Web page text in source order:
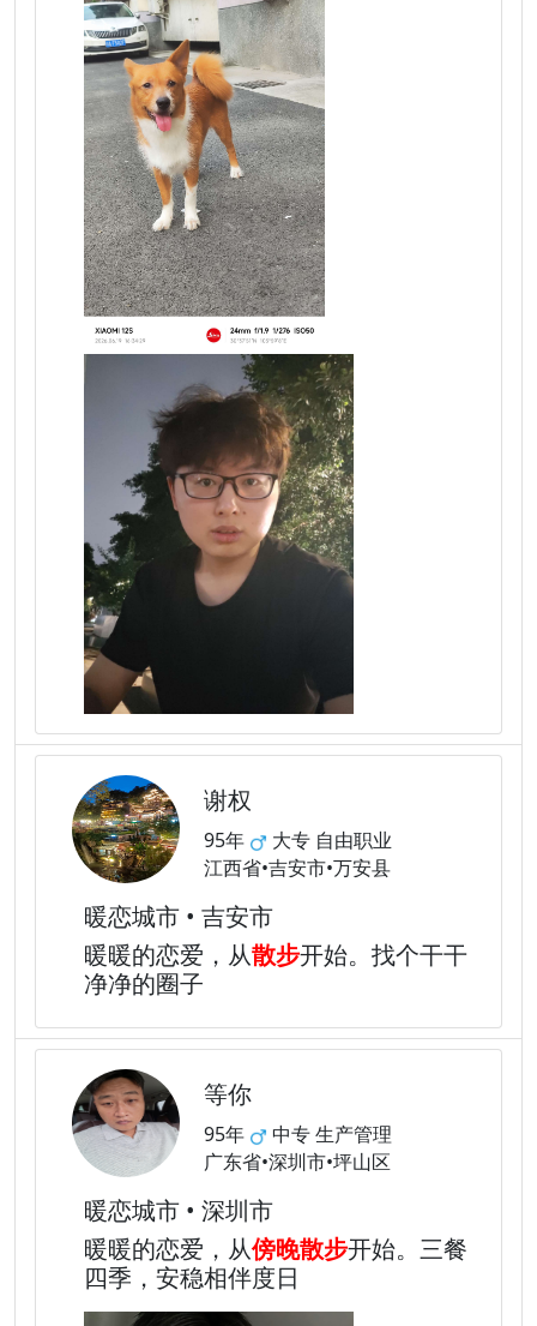
谢权
95年
大专 自由职业
江西省•吉安市•万安县
暖恋城市 • 吉安市
暖暖的恋爱，从散步开始。找个干干
净净的圈子
等你
95年
中专 生产管理
广东省•深圳市•坪山区
暖恋城市 • 深圳市
暖暖的恋爱，从傍晚散步开始。三餐
四季，安稳相伴度日